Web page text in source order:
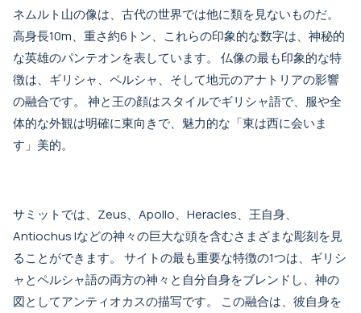
ネムルト山の像は、古代の世界では他に類を見ないものだ。
高身長10m、重さ約6トン、これらの印象的な数字は、神秘的
な英雄のパンテオンを表しています。 仏像の最も印象的な特
徴は、ギリシャ、ペルシャ、そして地元のアナトリアの影響
の融合です。 神と王の顔はスタイルでギリシャ語で、服や全
体的な外観は明確に東向きで、魅力的な「東は西に会いま
す」美的。
サミットでは、Zeus、Apollo、Heracles、王自身、
Antiochus Iなどの神々の巨大な頭を含むさまざまな彫刻を見
ることができます。 サイトの最も重要な特徴の1つは、ギリシ
ャとペルシャ語の両方の神々と自分自身をブレンドし、神の
図としてアンティオカスの描写です。 この融合は、彼自身を